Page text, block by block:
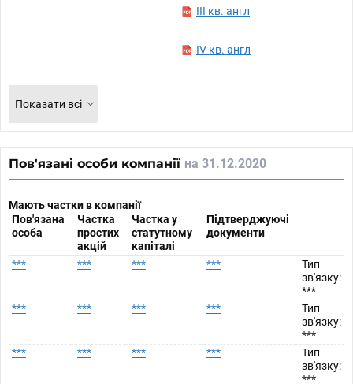
III кв. англ
IV кв. англ
Показати всі
Пов'язані особи компанії на 31.12.2020
Мають частки в компанії
Пов'язана
особа
Частка
простих
акцій
Частка у
статутному
капіталі
Підтверджуючі
документи
*** *** *** ***
Тип
зв'язку:
***
***
*** *** ***
Тип
зв'язку:
***
***
*** *** ***
Тип
зв'язку:
***